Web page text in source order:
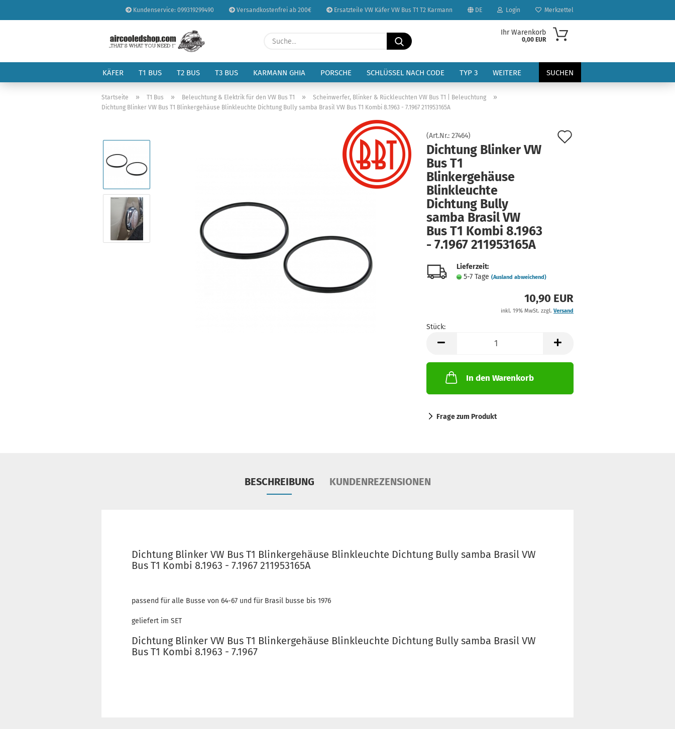
Kundenservice: 099319299490 Versandkostenfrei ab 200€ Ersatzteile VW Käfer VW Bus T1 T2 Karmann DE
Sprache auswählen
Lieferland
Login
Passwort
Konto erstellen
Passwort vergessen?
Merkzettel
Suche...
Ihr Warenkorb
0,00 EUR
KÄFER T1 BUS T2 BUS T3 BUS KARMANN GHIA PORSCHE SCHLÜSSEL NACH CODE TYP 3 SUCHEN
WEITERE
Startseite » T1 Bus » Beleuchtung & Elektrik für den VW Bus T1 » Scheinwerfer, Blinker & Rückleuchten VW Bus T1 | Beleuchtung »
Dichtung Blinker VW Bus T1 Blinkergehäuse Blinkleuchte Dichtung Bully samba Brasil VW Bus T1 Kombi 8.1963 - 7.1967 211953165A
(Art.Nr.: 27464)
Dichtung Blinker VW
Bus T1
Blinkergehäuse
Blinkleuchte
Dichtung Bully
samba Brasil VW
Bus T1 Kombi 8.1963
- 7.1967 211953165A
Lieferzeit:
5-7 Tage (Ausland abweichend)
10,90 EUR
inkl. 19% MwSt. zzgl. Versand
Stück:
Stück
In den Warenkorb
Frage zum Produkt
BESCHREIBUNG KUNDENREZENSIONEN
Dichtung Blinker VW Bus T1 Blinkergehäuse Blinkleuchte Dichtung Bully samba Brasil VW
Bus T1 Kombi 8.1963 - 7.1967 211953165A
passend für alle Busse von 64-67 und für Brasil busse bis 1976
geliefert im SET
Dichtung Blinker VW Bus T1 Blinkergehäuse Blinkleuchte Dichtung Bully samba Brasil VW
Bus T1 Kombi 8.1963 - 7.1967